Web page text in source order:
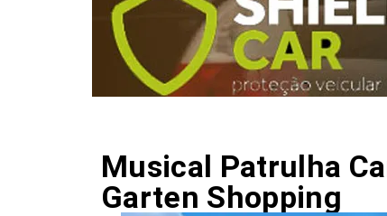
Musical Patrulha
Garten Shopping